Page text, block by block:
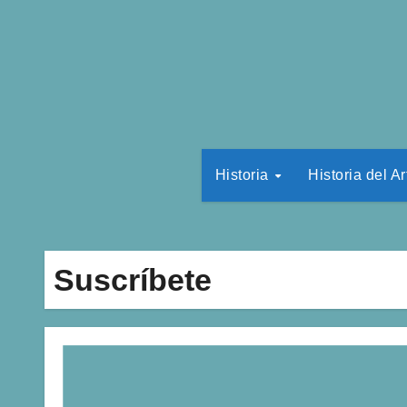
Historia Historia del
Suscríbete